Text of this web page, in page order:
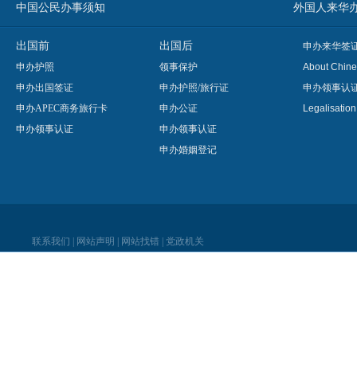
中国公民办事须知 外国人来华
出国前
申办护照
申办出国签证
申办APEC商务旅行卡
申办领事认证
出国后
领事保护
申办护照/旅行证
申办公证
申办领事认证
申办婚姻登记
申办来华签
About
申办领事认
联系我们 网站声明 网站找错 党政机关